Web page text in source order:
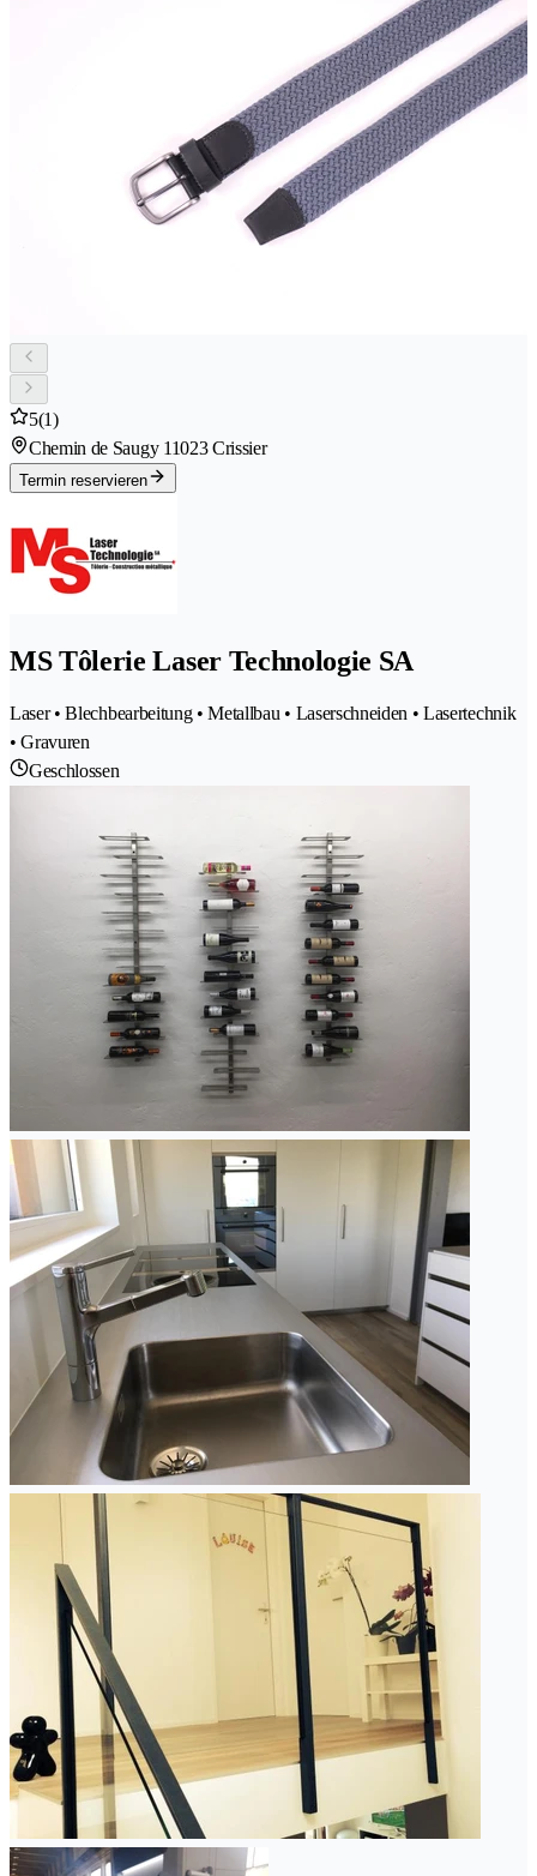
5(1)
Chemin de Saugy 11023 Crissier
Termin reservieren
MS Tôlerie Laser Technologie SA
Laser • Blechbearbeitung • Metallbau • Laserschneiden • Lasertechnik
• Gravuren
Geschlossen